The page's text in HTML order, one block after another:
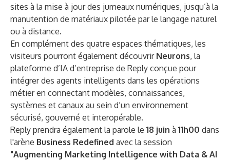
sites à la mise à jour des jumeaux numériques, jusqu’à la
manutention de matériaux pilotée par le langage naturel
ou à distance.
En complément des quatre espaces thématiques, les
visiteurs pourront également découvrir Neurons, la
plateforme d’IA d’entreprise de Reply conçue pour
intégrer des agents intelligents dans les opérations
métier en connectant modèles, connaissances,
systèmes et canaux au sein d’un environnement
sécurisé, gouverné et interopérable.
Reply prendra également la parole le 18 juin à 11h00 dans
l'arène Business Redefined avec la session
"Augmenting Marketing Intelligence with Data & AI